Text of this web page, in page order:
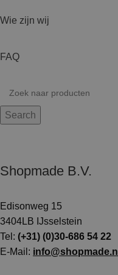
Wie zijn wij
FAQ
Search
Shopmade B.V.
Edisonweg 15
3404LB IJsselstein
Tel: (+31) (0)30-686 54 22
E-Mail: info@shopmade.nl